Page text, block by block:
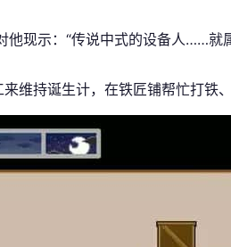
现示：“传说中式的设备人……就
维持诞生计，在铁匠铺帮忙打铁